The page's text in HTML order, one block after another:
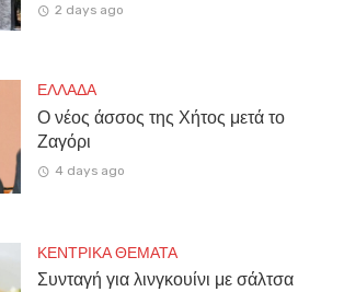
2 days ago
ΕΛΛΑΔΑ
Ο νέος άσσος της Χήτος μετά το
Ζαγόρι
4 days ago
ΚΕΝΤΡΙΚΑ ΘΕΜΑΤΑ
Συνταγή για λινγκουίνι με σάλτσα